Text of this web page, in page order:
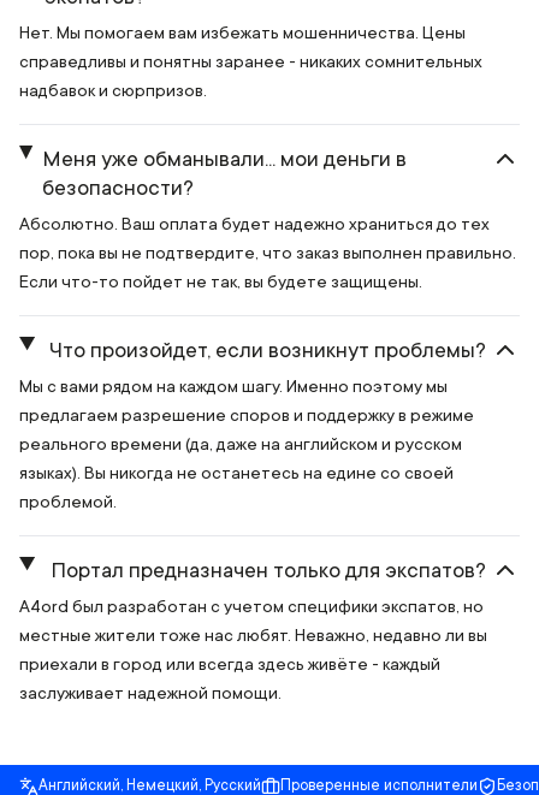
Нет. Мы помогаем вам избежать мошенничества. Цены
справедливы и понятны заранее - никаких сомнительных
надбавок и сюрпризов.
Меня уже обманывали... мои деньги в
безопасности?
Абсолютно. Ваш оплата будет надежно храниться до тех
пор, пока вы не подтвердите, что заказ выполнен правильно.
Если что-то пойдет не так, вы будете защищены.
Что произойдет, если возникнут проблемы?
Мы с вами рядом на каждом шагу. Именно поэтому мы
предлагаем разрешение споров и поддержку в режиме
реального времени (да, даже на английском и русском
языках). Вы никогда не останетесь на едине со своей
проблемой.
Портал предназначен только для экспатов?
A4ord был разработан с учетом специфики экспатов, но
местные жители тоже нас любят. Неважно, недавно ли вы
приехали в город или всегда здесь живёте - каждый
заслуживает надежной помощи.
Английский, Немецкий, Русский Проверенные исполнители